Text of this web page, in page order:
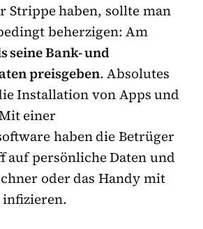
Strippe haben, sollte man
beherzigen: Am
seine Bank- und
preisgeben. Absolutes
Installation von Apps und
einer
haben die Betrüger
auf persönliche Daten und
oder das Handy mit
infizieren.